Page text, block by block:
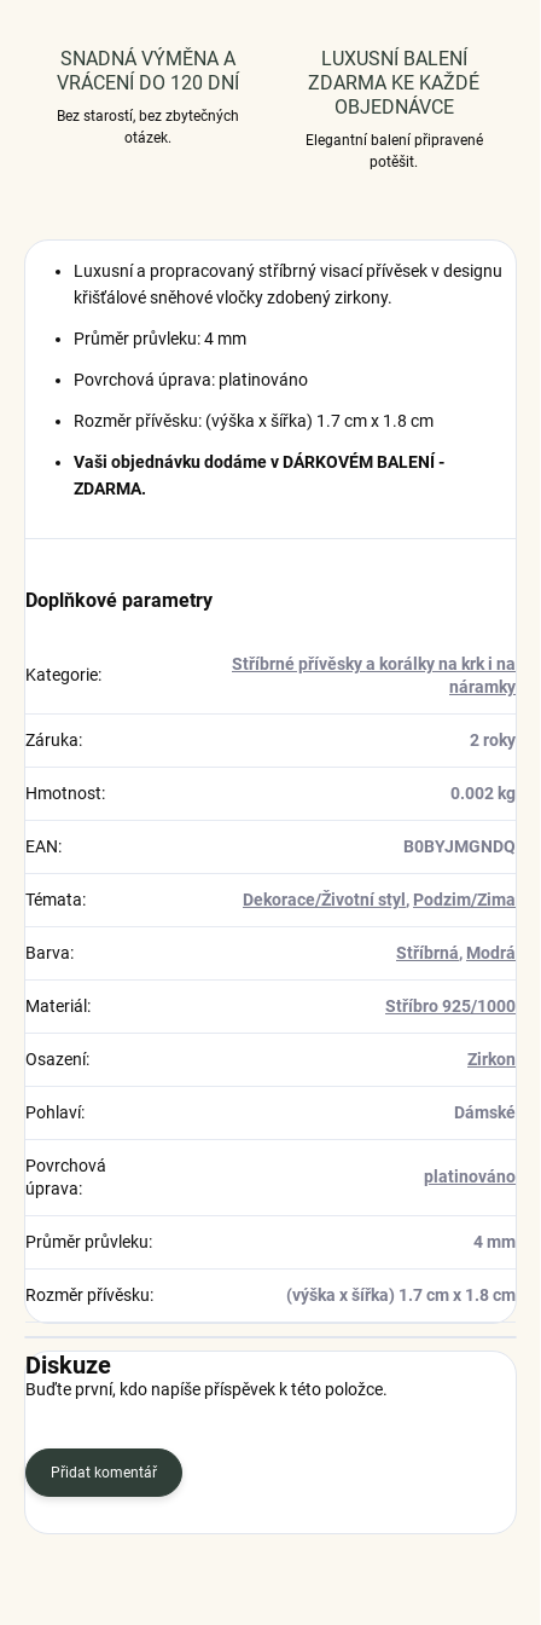
SNADNÁ VÝMĚNA A
VRÁCENÍ DO 120 DNÍ
Bez starostí, bez zbytečných
otázek.
LUXUSNÍ BALENÍ
ZDARMA KE KAŽDÉ
OBJEDNÁVCE
Elegantní balení připravené
potěšit.
Luxusní a propracovaný stříbrný visací přívěsek v designu
křišťálové sněhové vločky zdobený zirkony.
Průměr průvleku: 4 mm
Povrchová úprava: platinováno
Rozměr přívěsku: (výška x šířka) 1.7 cm x 1.8 cm
Vaši objednávku dodáme v DÁRKOVÉM BALENÍ -
ZDARMA.
Doplňkové parametry
Kategorie:
Stříbrné přívěsky a korálky na krk i na
náramky
Záruka: 2 roky
Hmotnost: 0.002 kg
EAN: B0BYJMGNDQ
Témata: Dekorace/Životní styl , Podzim/Zima
Barva: Stříbrná, Modrá
Materiál : Stříbro 925/1000
Osazení: Zirkon
Pohlaví: Dámské
Povrchová
úprava:
platinováno
Průměr průvleku: 4 mm
Rozměr přívěsku: (výška x šířka) 1.7 cm x 1.8 cm
Diskuze
Buďte první, kdo napíše příspěvek k této položce.
Přidat komentář